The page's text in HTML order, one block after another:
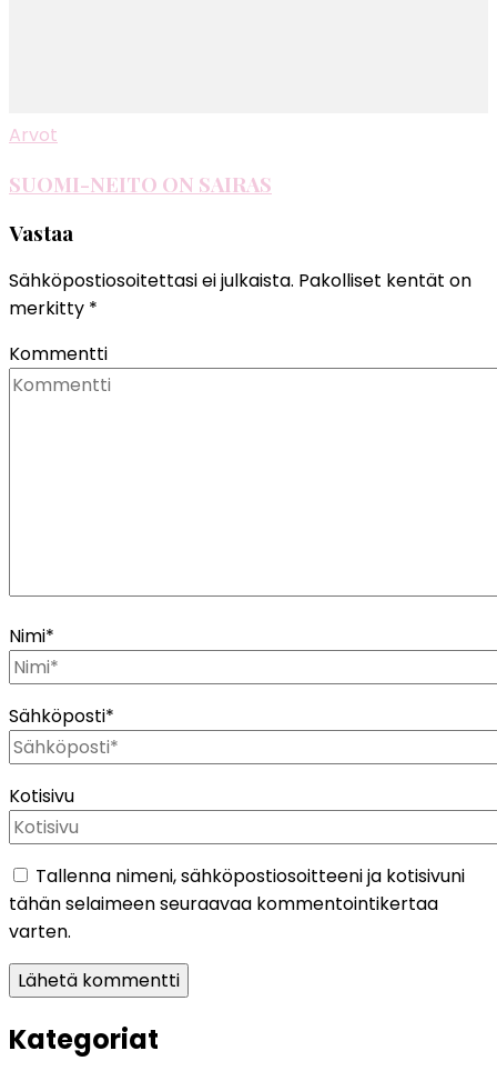
Arvot
SUOMI-NEITO ON SAIRAS
Vastaa
Sähköpostiosoitettasi ei julkaista. Pakolliset kentät on
merkitty *
Kommentti
Nimi*
Sähköposti*
Kotisivu
Tallenna nimeni, sähköpostiosoitteeni ja kotisivuni
tähän selaimeen seuraavaa kommentointikertaa
varten.
Kategoriat